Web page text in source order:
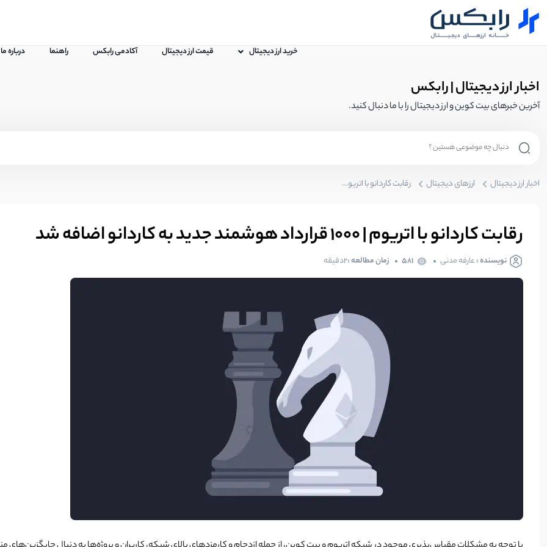
خرید ارز دیجیتال قیمت ارز دیجیتال آکادمی رابکس راهنما درباره ما
اخبار ارز دیجیتال | رابکس
آخرین خبرهای بیت کوین و ارز دیجیتال را با ما دنبال کنید.
اخبار ارز دیجیتال ارزهای دیجیتال رقابت کاردانو با اتریوم | ۱۰۰۰ قرارداد هوشمند جدید به کاردانو اضافه شد
رقابت کاردانو با اتریوم | ۱۰۰۰ قرارداد هوشمند جدید به کاردانو اضافه شد
نویسنده :عارفه مدنی 581 زمان مطالعه :2دقیقه